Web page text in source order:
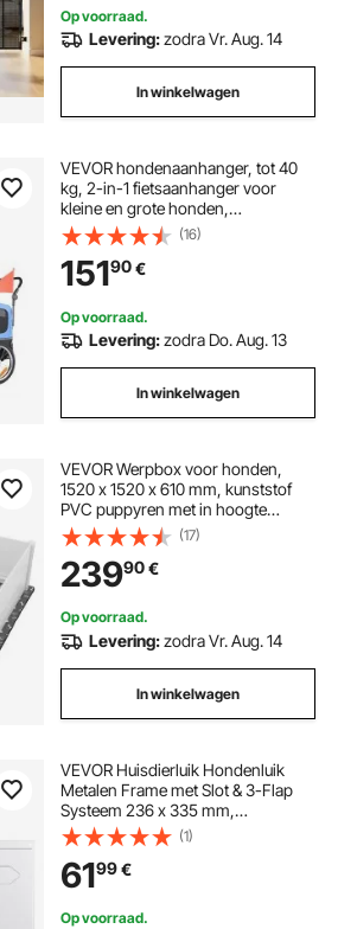
Op voorraad.
Levering:zodra Vr. Aug. 14
In winkelwagen
VEVOR hondenaanhanger, tot 40
kg, 2-in-1 fietsaanhanger voor
kleine en grote honden,
opvouwbaar frame met wielen,
universele fietskoppeling, incl. vlag,
interne riem, 1380x755x800 mm
(16)
15190€
Op voorraad.
Levering:zodra Do. Aug. 13
In winkelwagen
VEVOR Werpbox voor honden,
1520 x 1520 x 610 mm, kunststof
PVC puppyren met in hoogte
verstelbare deur en wasbare
plasmat, puppybench voor extra
grote honden, melkwit
(17)
23990€
Op voorraad.
Levering:zodra Vr. Aug. 14
In winkelwagen
VEVOR Huisdierluik Hondenluik
Metalen Frame met Slot & 3-Flap
Systeem 236 x 335 mm,
Weerbestendig Hondenluik
Huisdierluik Geschikt voor Katten
Honden Kittens (Wit-S) Eenvoudige
Installatie
(1)
6199€
Op voorraad.